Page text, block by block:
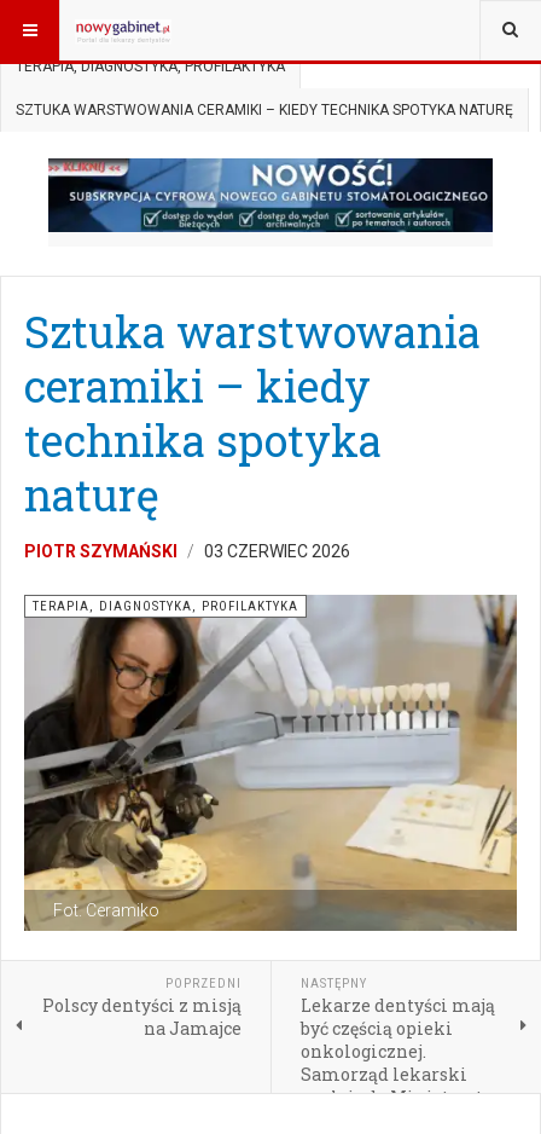
JESTEŚ TUTAJ: START
TERAPIA, DIAGNOSTYKA, PROFILAKTYKA
SZTUKA WARSTWOWANIA CERAMIKI – KIEDY TECHNIKA SPOTYKA NATURĘ
Sztuka warstwowania
ceramiki – kiedy
technika spotyka
naturę
PIOTR SZYMAŃSKI 03 CZERWIEC 2026
Fot. Ceramiko
TERAPIA, DIAGNOSTYKA, PROFILAKTYKA
POPRZEDNI
Polscy dentyści z misją
na Jamajce
NASTĘPNY
Lekarze dentyści mają
być częścią opieki
onkologicznej.
Samorząd lekarski
apeluje do Ministerstwa